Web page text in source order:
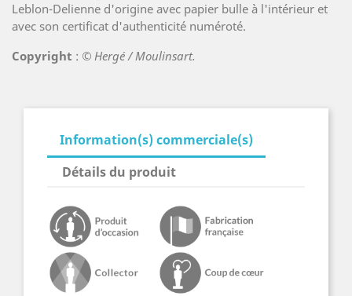
Leblon-Delienne d'origine avec papier bulle à l'intérieur et
avec son certificat d'authenticité numéroté.
Copyright : © Hergé / Moulinsart.
Information(s) commerciale(s)
Détails du produit